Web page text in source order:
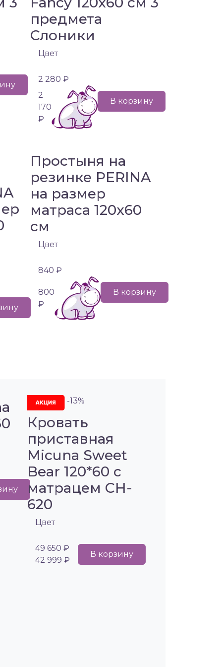
предмета
Слоники
Цвет
2 280 ₽
2
170
₽
В корзину
Простыня на
резинке PERINA
на размер
матраса 120х60
см
Цвет
840 ₽
800
₽
В корзину
-13%
Кровать
приставная
Micuna Sweet
Bear 120*60 с
матрацем CH-
620
Цвет
49 650 ₽
42 999 ₽
В корзину